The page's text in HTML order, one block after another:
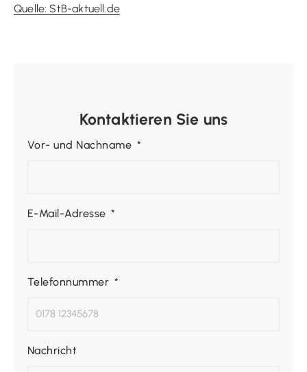
Quelle: StB-aktuell.de
Kontaktieren Sie uns
Vor- und Nachname
E-Mail-Adresse
Telefonnummer
Nachricht